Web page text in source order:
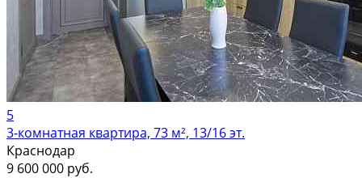
5
3-комнатная квартира, 73 м², 13/16 эт.
Краснодар
9 600 000 руб.